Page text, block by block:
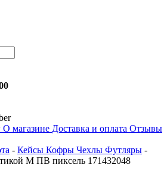
О магазине Доставка и оплата Отзывы
- Кейсы Кофры Чехлы Футляры -
М ПВ пиксель 171432048